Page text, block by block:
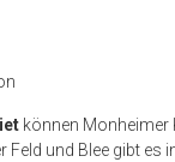
können Monheimer
und Blee gibt es